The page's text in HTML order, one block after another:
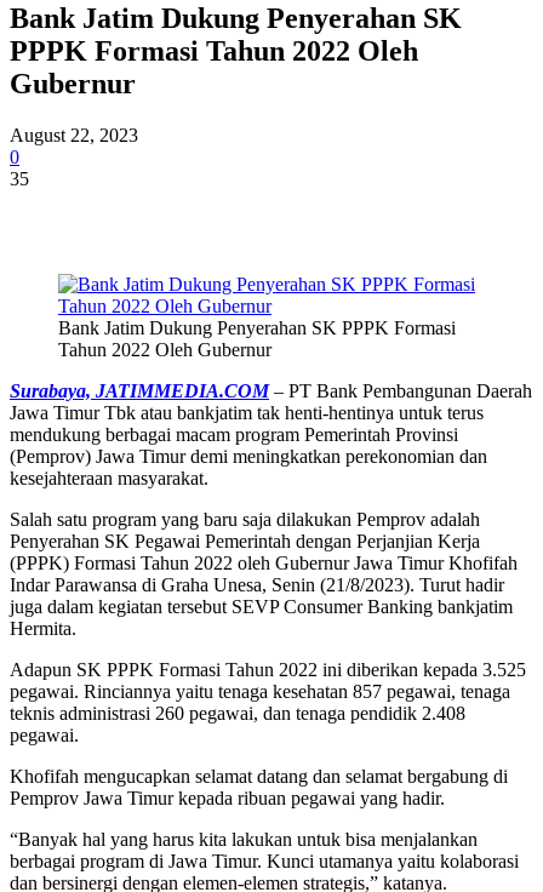
Bank Jatim Dukung Penyerahan SK
PPPK Formasi Tahun 2022 Oleh
Gubernur
August 22, 2023
0
35
Bank Jatim Dukung Penyerahan SK PPPK Formasi
Tahun 2022 Oleh Gubernur
Surabaya, JATIMMEDIA.COM– PT Bank Pembangunan Daerah
Jawa Timur Tbk atau bankjatim tak henti-hentinya untuk terus
mendukung berbagai macam program Pemerintah Provinsi
(Pemprov) Jawa Timur demi meningkatkan perekonomian dan
kesejahteraan masyarakat.
Salah satu program yang baru saja dilakukan Pemprov adalah
Penyerahan SK Pegawai Pemerintah dengan Perjanjian Kerja
(PPPK) Formasi Tahun 2022 oleh Gubernur Jawa Timur Khofifah
Indar Parawansa di Graha Unesa, Senin (21/8/2023). Turut hadir
juga dalam kegiatan tersebut SEVP Consumer Banking bankjatim
Hermita.
Adapun SK PPPK Formasi Tahun 2022 ini diberikan kepada 3.525
pegawai. Rinciannya yaitu tenaga kesehatan 857 pegawai, tenaga
teknis administrasi 260 pegawai, dan tenaga pendidik 2.408
pegawai.
Khofifah mengucapkan selamat datang dan selamat bergabung di
Pemprov Jawa Timur kepada ribuan pegawai yang hadir.
“Banyak hal yang harus kita lakukan untuk bisa menjalankan
berbagai program di Jawa Timur. Kunci utamanya yaitu kolaborasi
dan bersinergi dengan elemen-elemen strategis,” katanya.